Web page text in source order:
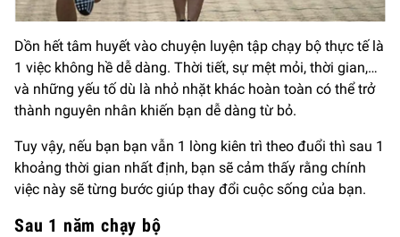
Dồn hết tâm huyết vào chuyện luyện tập chạy bộ thực tế là
1 việc không hề dễ dàng. Thời tiết, sự mệt mỏi, thời gian,…
và những yếu tố dù là nhỏ nhặt khác hoàn toàn có thể trở
thành nguyên nhân khiến bạn dễ dàng từ bỏ.
Tuy vậy, nếu bạn bạn vẫn 1 lòng kiên trì theo đuổi thì sau 1
khoảng thời gian nhất định, bạn sẽ cảm thấy rằng chính
việc này sẽ từng bước giúp thay đổi cuộc sống của bạn.
Sau 1 năm chạy bộ